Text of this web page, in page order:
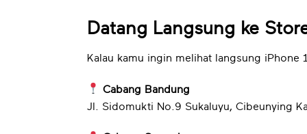
Datang Langsung ke
Kalau kamu ingin melihat langsung
Cabang Bandung
Jl. Sidomukti No.9 Sukaluyu, Cibeunying